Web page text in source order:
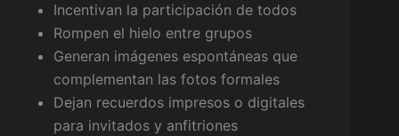
Incentivan la participación de todos
Rompen el hielo entre grupos
Generan imágenes espontáneas que
complementan las fotos formales
Dejan recuerdos impresos o digitales
para invitados y anfitriones